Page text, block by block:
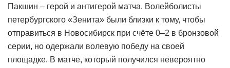
Пакшин – герой и антигерой матча. Волейболисты
петербургского «Зенита» были близки к тому, чтобы
отправиться в Новосибирск при счёте 0–2 в бронзовой
серии, но одержали волевую победу на своей
площадке. В матче, который получился невероятно